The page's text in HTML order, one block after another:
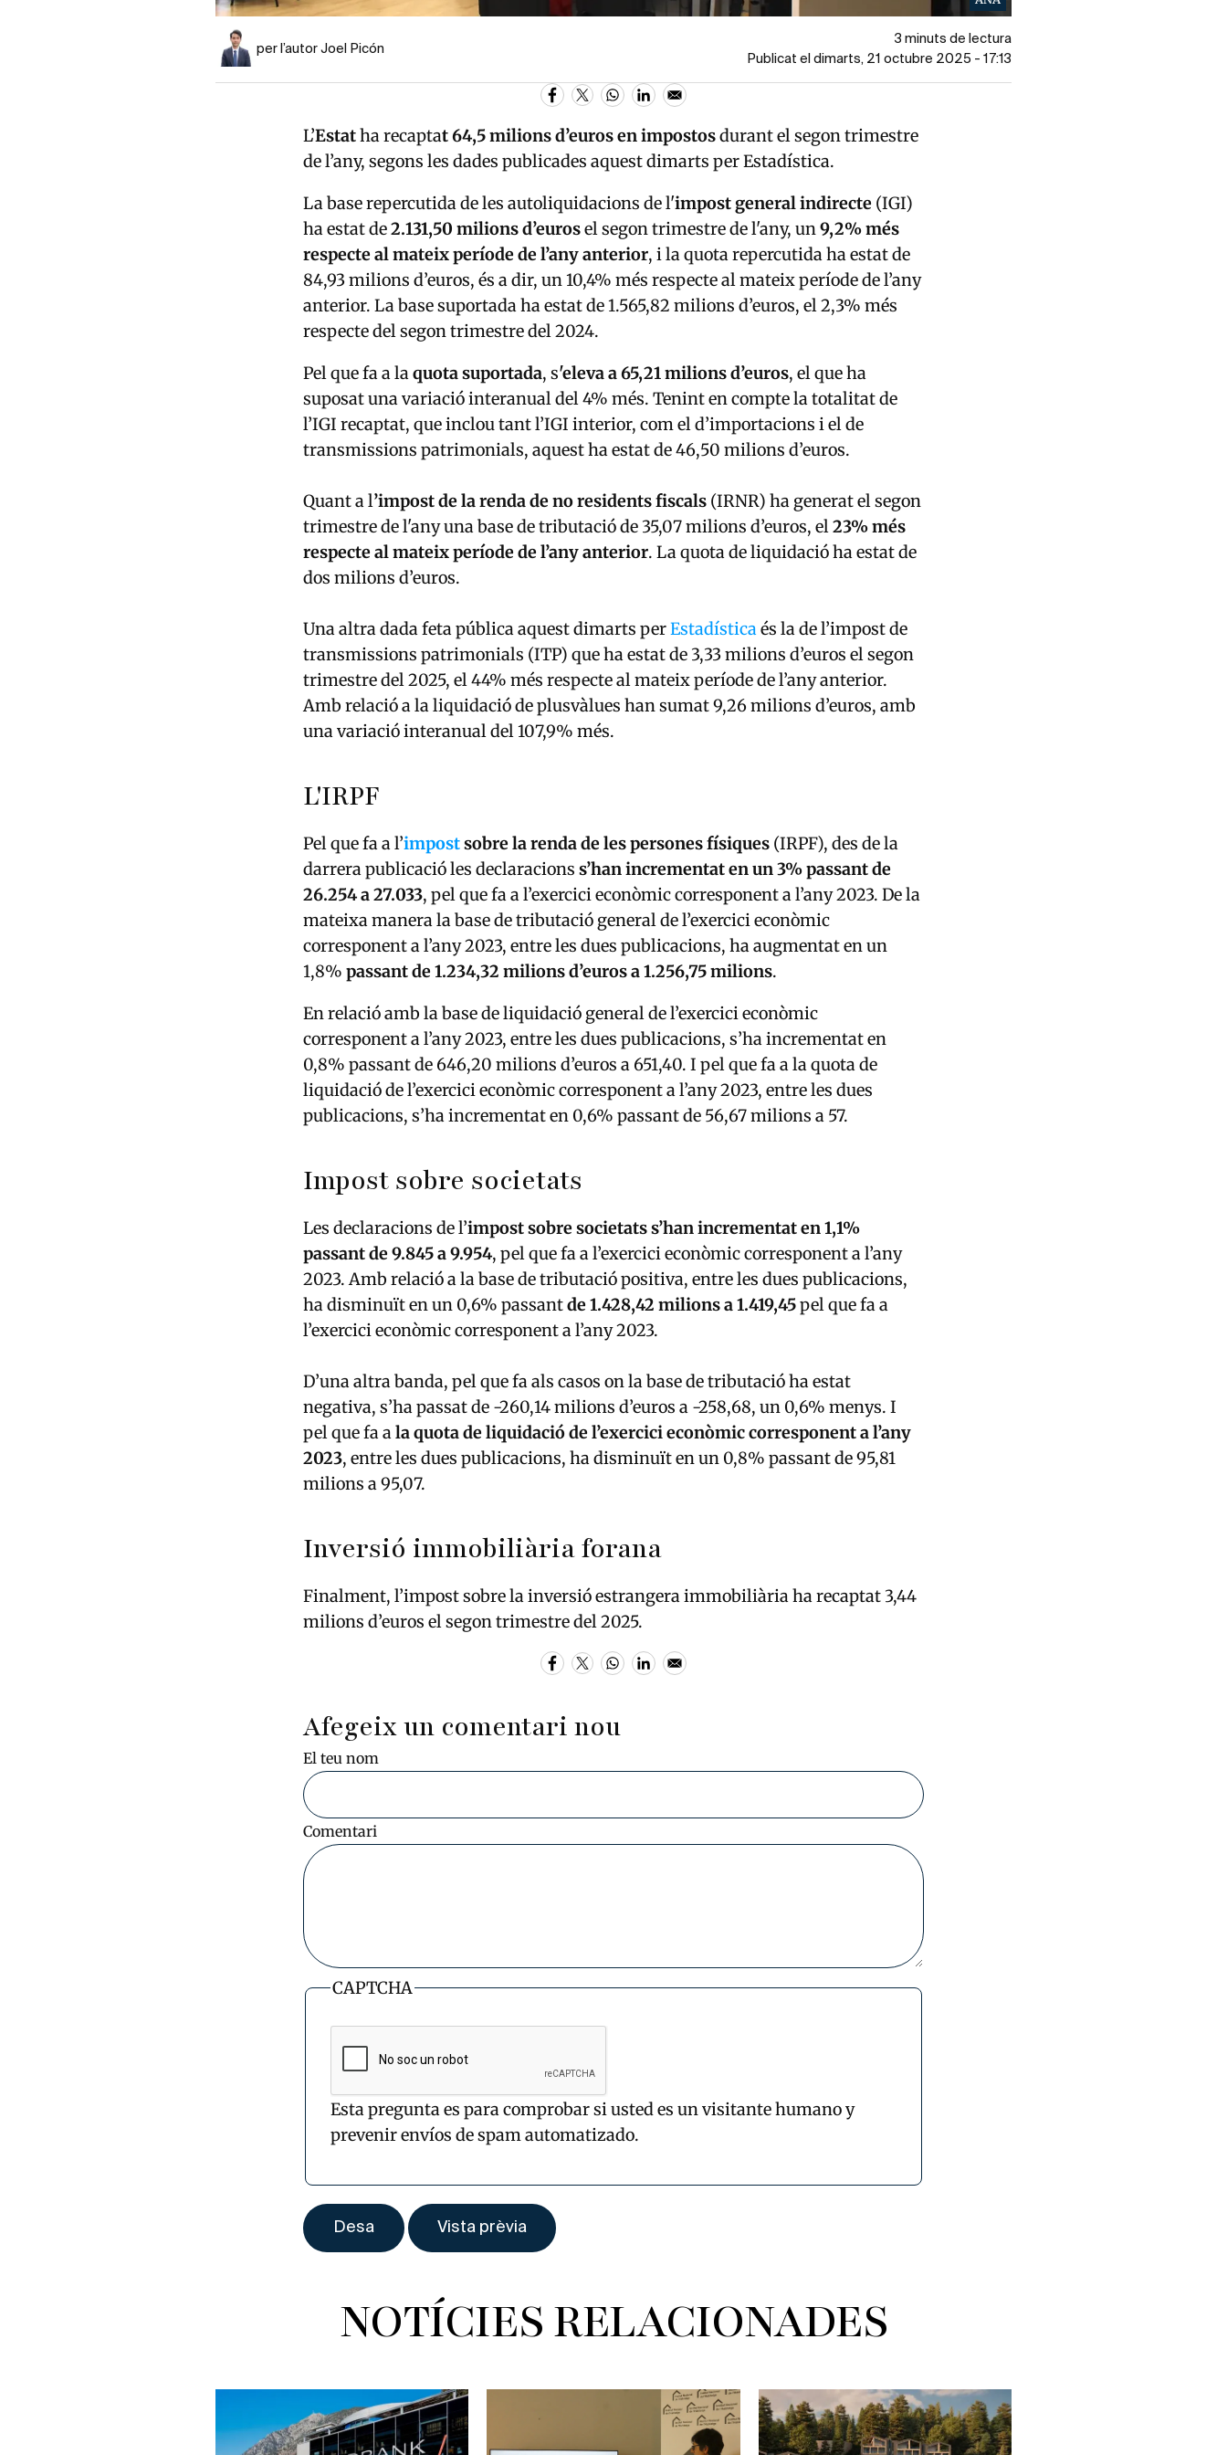
per l’autor Joel Picón
3 minuts de lectura
Publicat el dimarts, 21 octubre 2025 - 17:13
L’Estatha recaptat 64,5 milions d’euros en impostosdurant el segon trimestre
de l’any, segons les dades publicades aquest dimarts per Estadística.
La base repercutida de les autoliquidacions de l'impost general indirecte (IGI)
ha estat de2.131,50 milions d’eurosel segon trimestre de l'any, un9,2% més
respecte al mateix període de l’any anterior, i la quota repercutida ha estat de
84,93 milions d’euros, és a dir, un 10,4% més respecte al mateix període de l’any
anterior. La base suportada ha estat de 1.565,82 milions d’euros, el 2,3% més
respecte del segon trimestre del 2024.
Pel que fa a laquotasuportada, s'eleva a 65,21 milions d’euros, el que ha
suposat una variació interanual del 4% més. Tenint en compte la totalitat de
l’IGI recaptat, que inclou tant l’IGI interior, com el d’importacions i el de
transmissions patrimonials, aquest ha estat de 46,50 milions d’euros.
Quant a l’impost de la renda de no residents fiscals (IRNR) ha generat el segon
trimestre de l'any una base de tributació de 35,07 milions d’euros, el23% més
respecte al mateix període de l’any anterior. La quota de liquidació ha estat de
dos milions d’euros.
Una altra dada feta pública aquest dimarts perEstadísticaés la de l’impost de
transmissions patrimonials (ITP) que ha estat de 3,33 milions d’euros el segon
trimestre del 2025, el 44% més respecte al mateix període de l’any anterior.
Amb relació a la liquidació de plusvàlues han sumat 9,26 milions d’euros, amb
una variació interanual del 107,9% més.
L'IRPF
Pel que fa a l’impostsobre la renda de les persones físiques (IRPF), des de la
darrera publicació les declaracions s’han incrementat en un 3% passant de
26.254 a 27.033, pel que fa a l’exercici econòmic corresponent a l’any 2023. De la
mateixa manera la base de tributació general de l’exercici econòmic
corresponent a l’any 2023, entre les dues publicacions, ha augmentat en un
1,8% passant de 1.234,32 milions d’euros a 1.256,75 milions.
En relació amb la base de liquidació general de l’exercici econòmic
corresponent a l’any 2023, entre les dues publicacions, s’ha incrementat en
0,8% passant de 646,20 milions d’euros a 651,40. I pel que fa a la quota de
liquidació de l’exercici econòmic corresponent a l’any 2023, entre les dues
publicacions, s’ha incrementat en 0,6% passant de 56,67 milions a 57.
Impost sobre societats
Les declaracions de l’impost sobre societats s’han incrementat en 1,1%
passant de 9.845 a 9.954, pel que fa a l’exercici econòmic corresponent a l’any
2023. Amb relació a la base de tributació positiva, entre les dues publicacions,
ha disminuït en un 0,6% passantde 1.428,42 milions a 1.419,45pel que fa a
l’exercici econòmic corresponent a l’any 2023.
D’una altra banda, pel que fa als casos on la base de tributació ha estat
negativa, s’ha passat de -260,14 milions d’euros a -258,68, un 0,6% menys. I
pel que fa ala quota de liquidació de l’exercici econòmic corresponent a l’any
2023, entre les dues publicacions, ha disminuït en un 0,8% passant de 95,81
milions a 95,07.
Inversió immobiliària forana
Finalment, l’impost sobre la inversió estrangera immobiliària ha recaptat 3,44
milions d’euros el segon trimestre del 2025.
Afegeix un comentari nou
El teu nom
Comentari
CAPTCHA
Esta pregunta es para comprobar si usted es un visitante humano y
prevenir envíos de spam automatizado.
NOTÍCIES RELACIONADES